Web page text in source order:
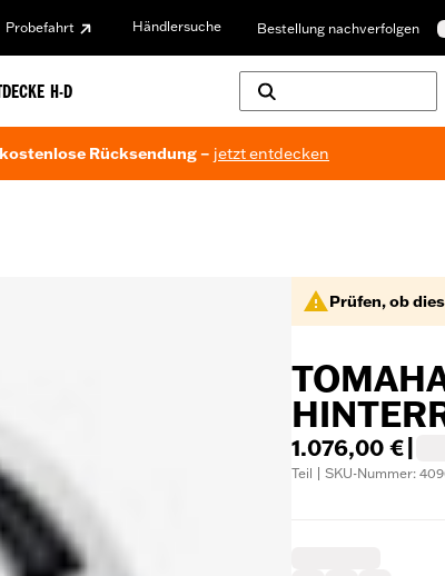
Probefahrt Händlersuche Bestellung nachverfolgen
H-D
Rücksendung – jetzt entdecken
Prüfen, ob
1.076,00 €
Teil | SKU-Nummer: